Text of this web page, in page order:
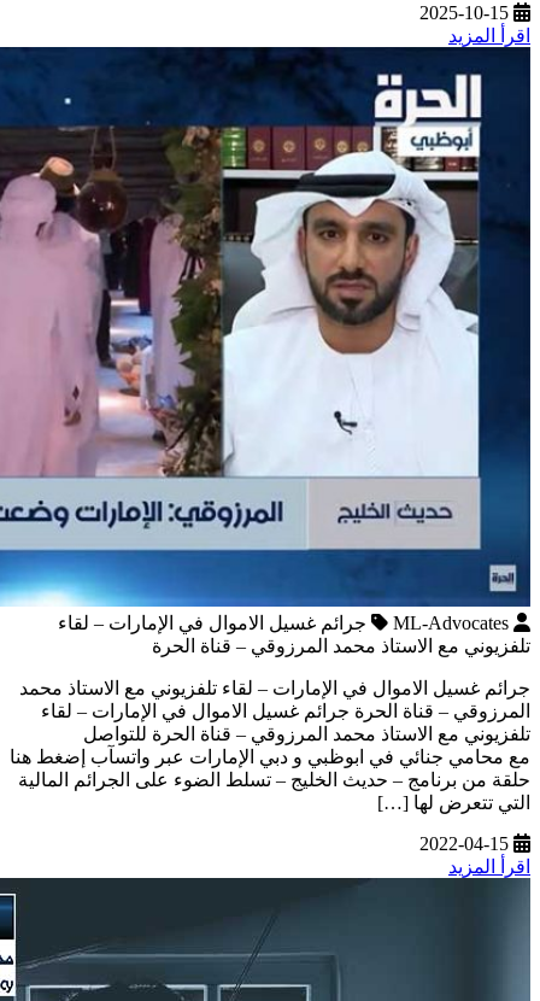
2025-10-15
اقرأ المزيد
ML-Advocates
جرائم غسيل الاموال في الإمارات – لقاء
تلفزيوني مع الاستاذ محمد المرزوقي – قناة الحرة
جرائم غسيل الاموال في الإمارات – لقاء تلفزيوني مع الاستاذ محمد
المرزوقي – قناة الحرة جرائم غسيل الاموال في الإمارات – لقاء
تلفزيوني مع الاستاذ محمد المرزوقي – قناة الحرة للتواصل
مع محامي جنائي في ابوظبي و دبي الإمارات عبر واتسآب إضغط هنا
حلقة من برنامج – حديث الخليج – تسلط الضوء على الجرائم المالية
التي تتعرض لها […]
2022-04-15
اقرأ المزيد